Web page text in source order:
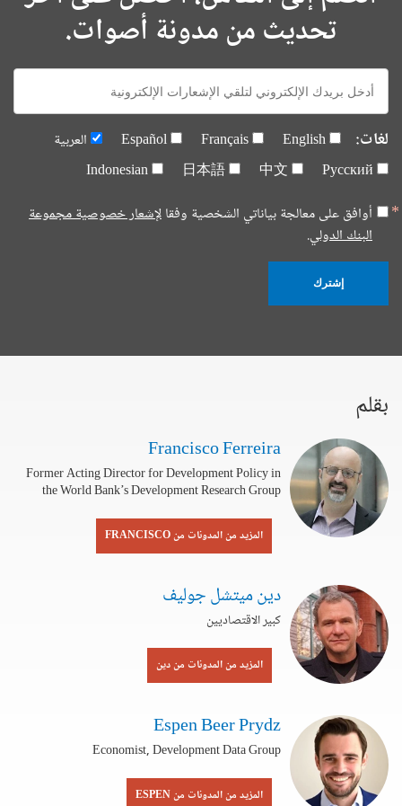
تحديث من مدونة أصوات.
E-
mail:
لغات: English
Français
Español
العربية
Русский
中文
日本語
Indonesian
أوافق على معالجة بياناتي الشخصية وفقالإشعار خصوصية مجموعة
البنك الدولي.
إشترك
بقلم
Francisco Ferreira
Former Acting Director for Development Policy in
the World Bank’s Development Research Group
المزيد من المدونات من FRANCISCO
دين ميتشل جوليف
كبير الاقتصاديين
المزيد من المدونات من دين
Espen Beer Prydz
Economist, Development Data Group
المزيد من المدونات من ESPEN